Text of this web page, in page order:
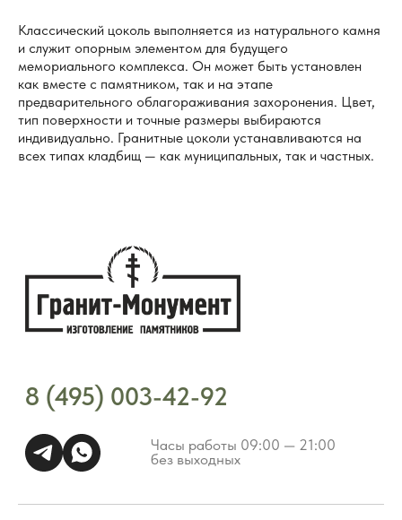
Классический цоколь выполняется из натурального камня
и служит опорным элементом для будущего
мемориального комплекса. Он может быть установлен
как вместе с памятником, так и на этапе
предварительного облагораживания захоронения. Цвет,
тип поверхности и точные размеры выбираются
индивидуально. Гранитные цоколи устанавливаются на
всех типах кладбищ — как муниципальных, так и частных.
Часы работы 09:00 — 21:00
без выходных
8 (495) 003-42-92